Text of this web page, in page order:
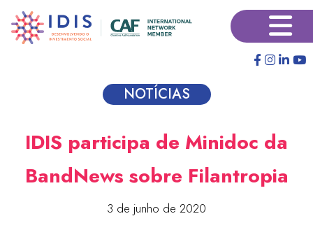
para
×
NOTÍCIAS
IDIS participa de Minidoc da
BandNews sobre Filantropia
3 de junho de 2020